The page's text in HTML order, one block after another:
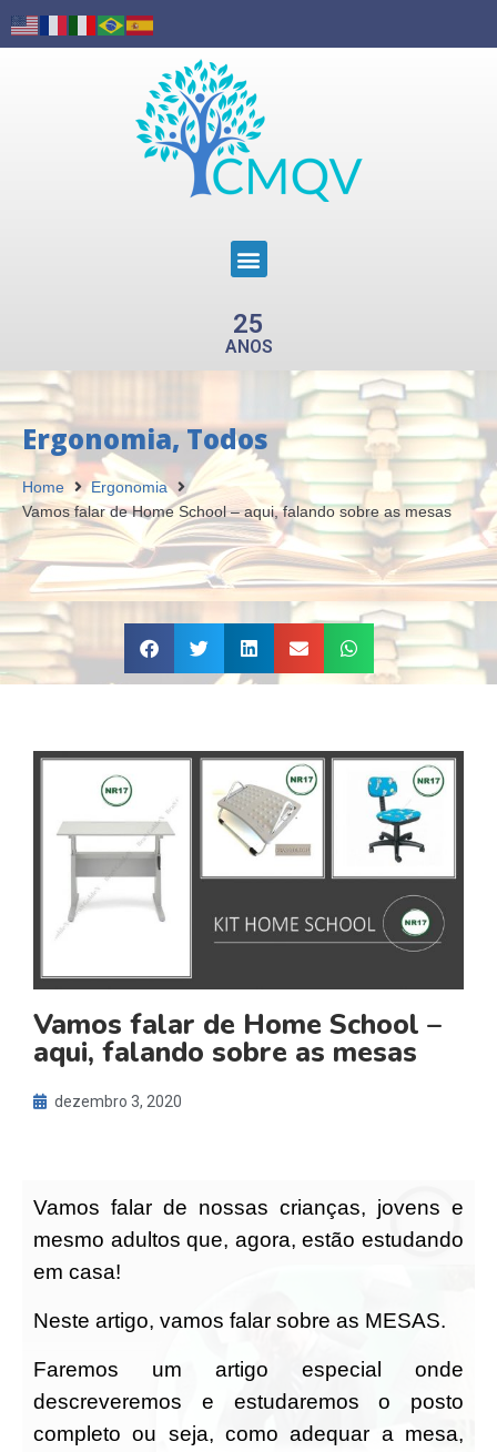
25
ANOS
Ergonomia,Todos
Home
Ergonomia
Vamos falar de Home School – aqui, falando sobre as mesas
Vamos falar de Home School –
aqui, falando sobre as mesas
dezembro 3, 2020
Vamos falar de nossas crianças, jovens e
mesmo adultos que, agora, estão estudando
em casa!
Neste artigo, vamos falar sobre as MESAS.
Faremos um artigo especial onde
descreveremos e estudaremos o posto
completo ou seja, como adequar a mesa,